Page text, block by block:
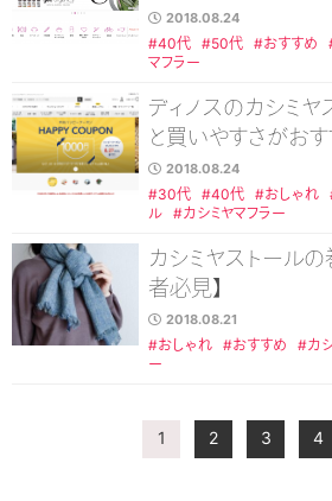
2018.08.24
#40代 #50代 #おすすめ
マフラー
ディノスのカシミヤ
と買いやすさがおす
2018.08.24
#30代 #40代 #おしゃれ
ル #カシミヤマフラー
カシミヤストール
者必見】
2018.08.21
#おしゃれ #おすすめ #カ
ー
1 2 3 4